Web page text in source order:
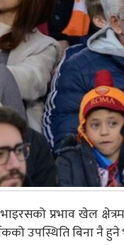
प्रभाव खेल
उपस्थिति बिना नै